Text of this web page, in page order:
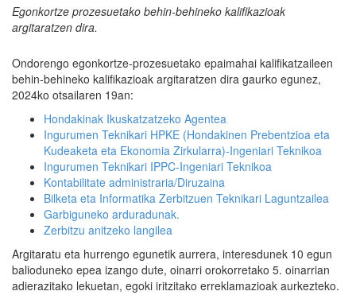
Egonkortze prozesuetako behin-behineko kalifikazioak
argitaratzen dira.
Ondorengo egonkortze-prozesuetako epaimahai kalifikatzaileen
behin-behineko kalifikazioak argitaratzen dira gaurko egunez,
2024ko otsailaren 19an:
Hondakinak Ikuskatzatzeko Agentea
Ingurumen Teknikari HPKE (Hondakinen Prebentzioa eta
Kudeaketa eta Ekonomia Zirkularra)-Ingeniari Teknikoa
Ingurumen Teknikari IPPC-Ingeniari Teknikoa
Kontabilitate administraria/Diruzaina
Bilketa eta Informatika Zerbitzuen Teknikari Laguntzailea
Garbiguneko arduradunak.
Zerbitzu anitzeko langilea
Argitaratu eta hurrengo egunetik aurrera, interesdunek 10 egun
balioduneko epea izango dute, oinarri orokorretako 5. oinarrian
adierazitako lekuetan, egoki iritzitako erreklamazioak aurkezteko.